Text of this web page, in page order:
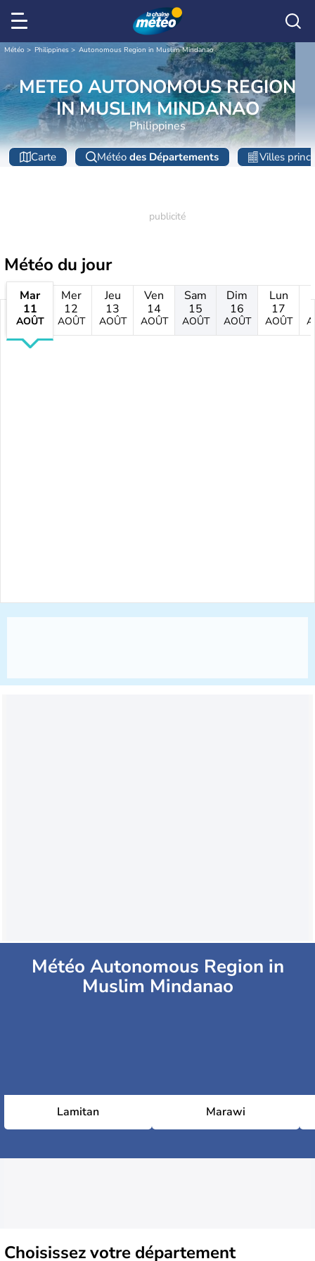
Météo Philippines Autonomous Region in Muslim Mindanao
METEO AUTONOMOUS REGION
IN MUSLIM MINDANAO
Philippines
Carte Météo des Départements Villes
Météo du jour
Mar
11
AOÛT
Mer
12
AOÛT
Jeu
13
AOÛT
Ven
14
AOÛT
Sam
15
AOÛT
Dim
16
AOÛT
Lun
17
AOÛT
Météo Autonomous Region in
Muslim Mindanao
Lamitan Marawi
Choisissezvotre département